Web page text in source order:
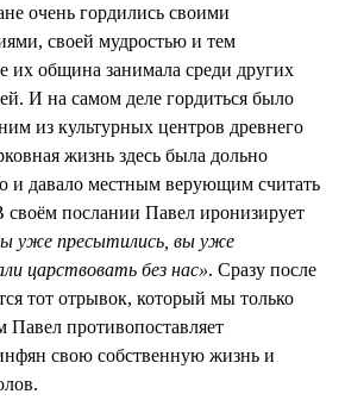
очень гордились своими
своей мудростью и тем
их община занимала среди других
И на самом деле гордиться было
из культурных центров древнего
жизнь здесь была дольно
и давало местным верующим считать
своём послании Павел иронизирует
уже пресытились, вы уже
царствовать без нас». Сразу после
тот отрывок, который мы только
противопоставляет
свою собственную жизнь и